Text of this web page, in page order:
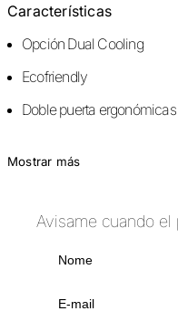
Características
Opción Dual Cooling
Ecofriendly
Doble puerta ergonómicas
Mostrar más
Avisame cuando